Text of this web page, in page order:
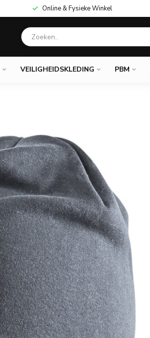
Online & Fysieke Winkel
VEILIGHEIDSKLEDING PBM